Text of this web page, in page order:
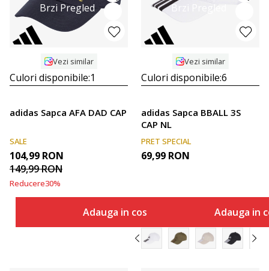
Brzi Pregled
Vezi similar
Culori disponibile:1
adidas Sapca AFA DAD CAP
SALE
104,99 RON
149,99RON
Reducere30%
Adauga in cos
Brzi Pregled
Vezi similar
Culori disponibile:6
adidas Sapca BBALL 3S
CAP NL
PRET SPECIAL
69,99 RON
Adauga in